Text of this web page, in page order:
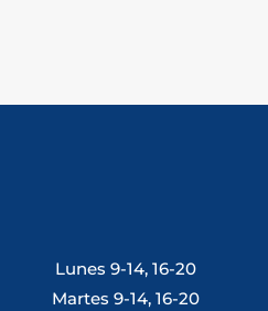
Lunes 9-14, 16-20
Martes 9-14, 16-20